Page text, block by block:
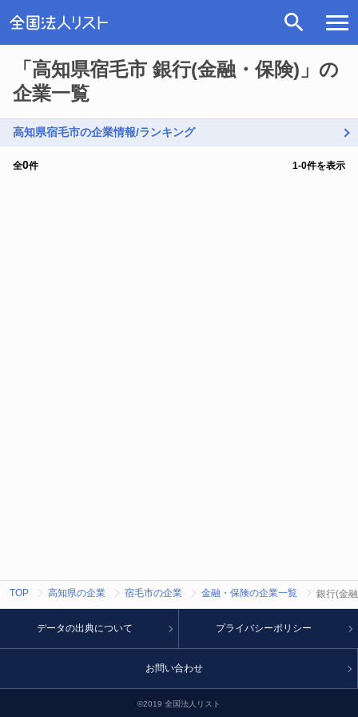
「高知県宿毛市 銀行(金融・保険)」の
企業一覧
高知県宿毛市の企業情報/ランキング
全0件 1-0件を表示
TOP 高知県の企業 宿毛市の企業 金融・保険の企業一覧 銀行(金
©2019 全国法人リスト
データの出典について プライバシーポリシー
お問い合わせ